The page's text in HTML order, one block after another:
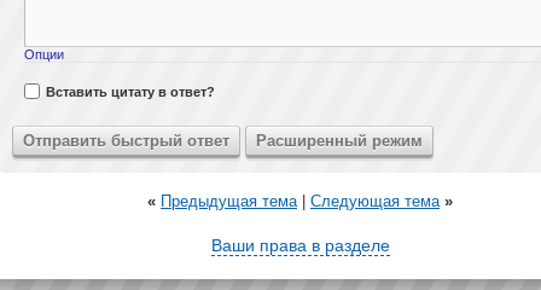
Опции
Вставить цитату в ответ?
« Предыдущая тема| Следующая тема »
Ваши права в разделе